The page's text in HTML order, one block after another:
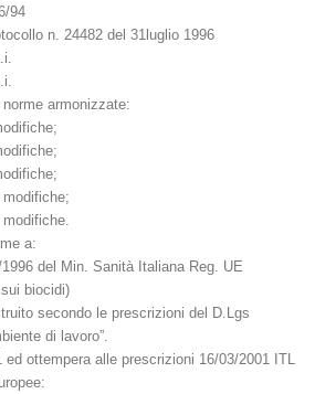
94
n. 24482 del 31luglio 1996
armonizzate:
a:
del Min. Sanità Italiana Reg. UE
biocidi)
secondo le prescrizioni del D.Lgs
di lavoro”.
ed ottempera alle prescrizioni 16/03/2001 ITL